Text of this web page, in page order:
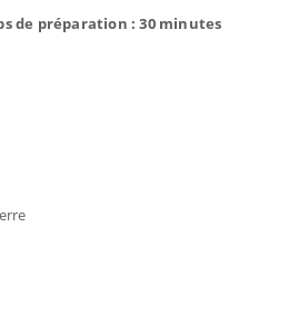
de préparation : 30 minutes